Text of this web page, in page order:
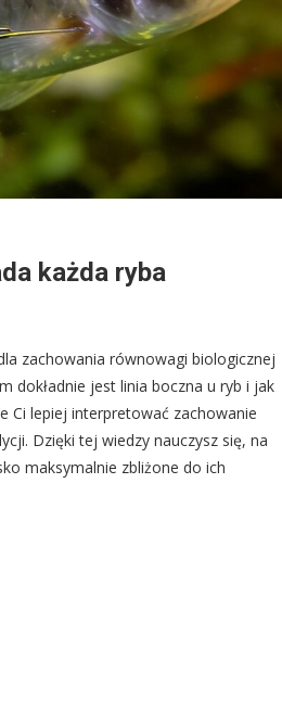
każda ryba
zachowania równowagi biologicznej
dokładnie jest linia boczna u ryb i jak
Ci lepiej interpretować zachowanie
Dzięki tej wiedzy nauczysz się, na
maksymalnie zbliżone do ich